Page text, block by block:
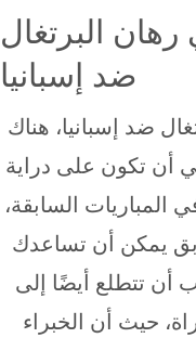
البرتغال
ضد إسبانيا
ضد إسبانيا، هناك
أن تكون على دراية
المباريات السابقة،
يمكن أن تساعدك
أن تتطلع أيضًا إلى
حيث أن الخبراء